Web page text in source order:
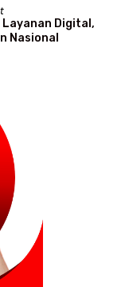
Digital,
Nasional